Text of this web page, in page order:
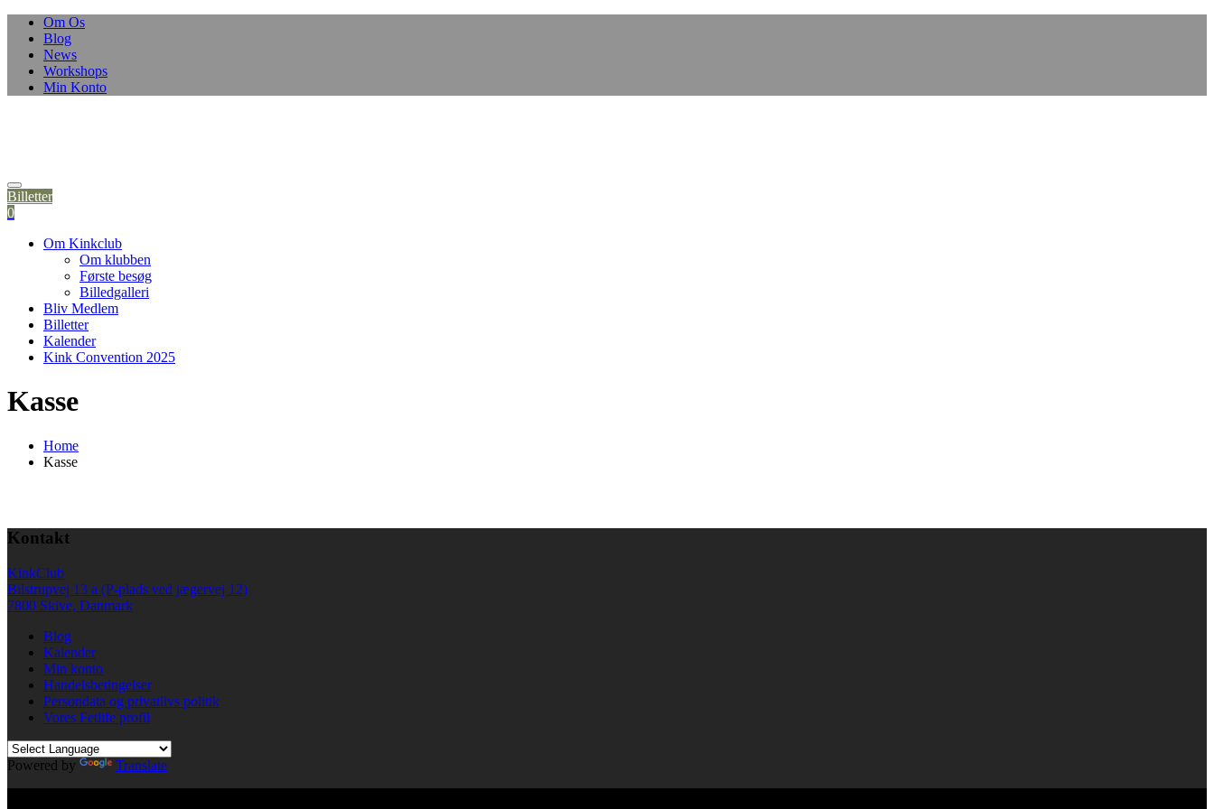
Om Os
Blog
News
Workshops
Min Konto
Billetter
0
Om Kinkclub
Om klubben
Første besøg
Billedgalleri
Bliv Medlem
Billetter
Kalender
Kink Convention 2025
Kasse
Home
Kasse
Kontakt
KinkClub
Bilstrupvej 13 a (P-plads ved jægervej 12)
7800 Skive, Danmark
Blog
Kalender
Min konto
Handelsbetingelser
Persondata og privatlivs politik
Vores Fetlife profil
Powered by
Translate